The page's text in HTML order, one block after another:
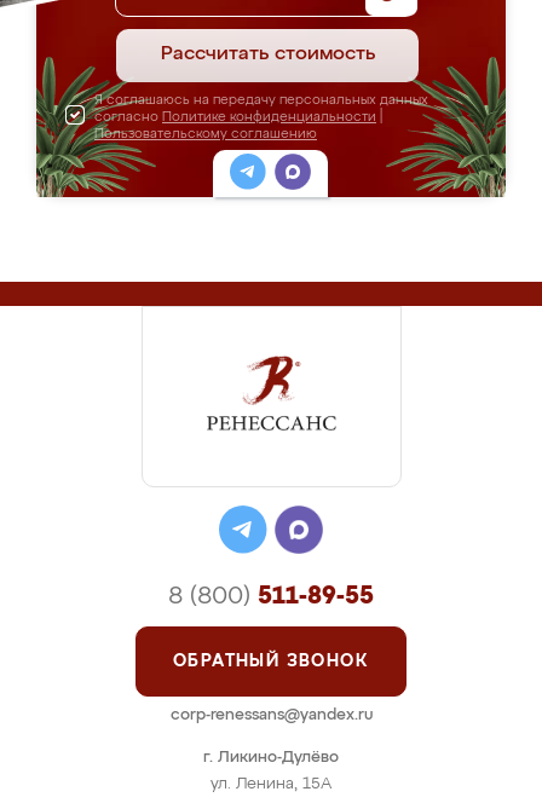
Рассчитать стоимость
Я соглашаюсь на передачу персональных данных
согласно Политике конфиденциальности
Пользовательскому соглашению
г. Ликино-Дулёво
ул. Ленина, 15А
8 (800) 511-89-55
ОБРАТНЫЙ ЗВОНОК
corp-renessans@yandex.ru